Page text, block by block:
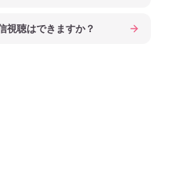
視聴はできますか？